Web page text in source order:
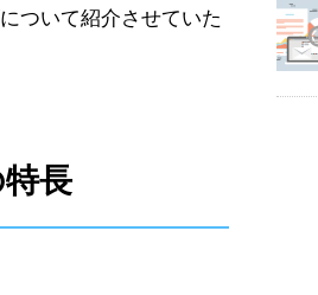
ついて紹介させていた
長